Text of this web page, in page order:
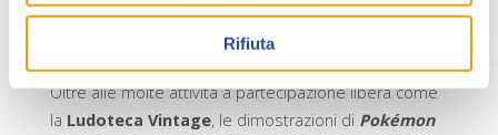
Rifiuta
collaborazione con le associazioni e dedicati ai
giocatori di ogni età ed esperienza.
Oltre alle molte attività a partecipazione libera come
la Ludoteca Vintage, le dimostrazioni di Pokémon